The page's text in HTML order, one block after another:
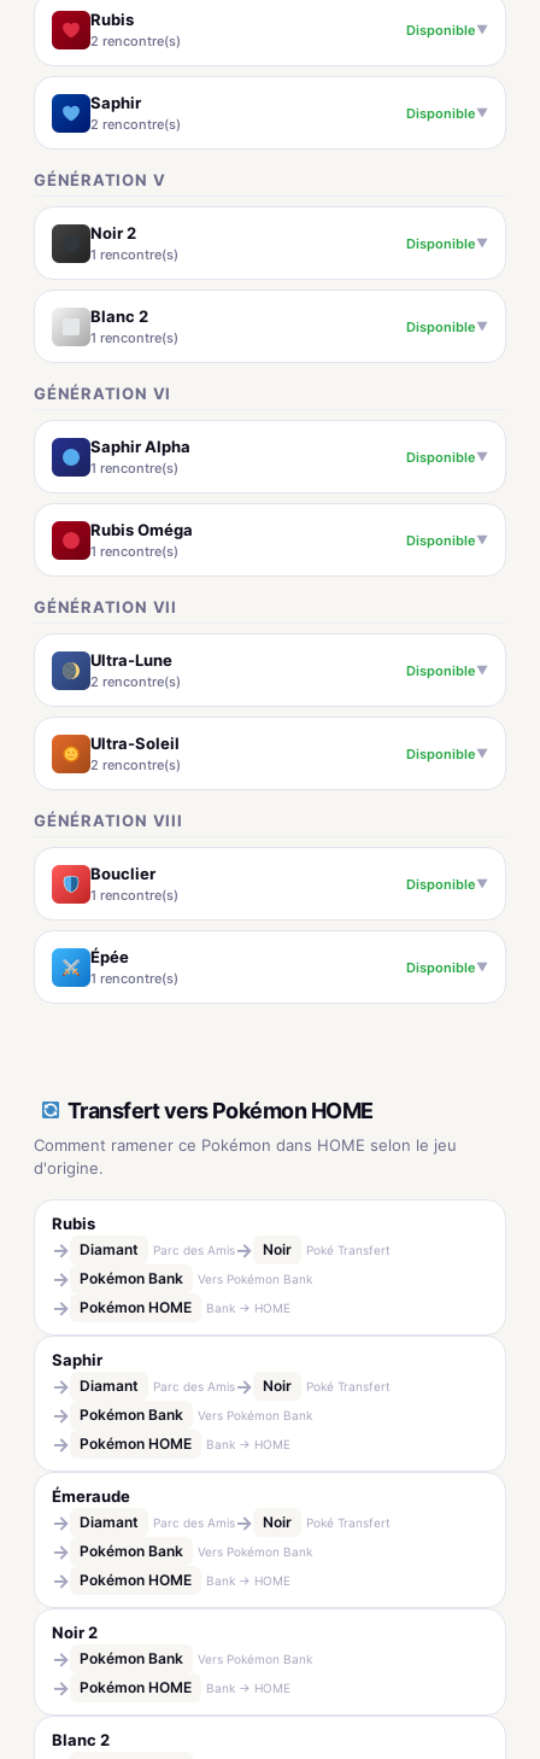
Rubis
2 rencontre(s)
Disponible▼
Saphir
2 rencontre(s)
Disponible▼
GÉNÉRATION V
Noir 2
1 rencontre(s)
Disponible▼
Blanc 2
1 rencontre(s)
Disponible▼
GÉNÉRATION VI
Saphir Alpha
1 rencontre(s)
Disponible▼
Rubis Oméga
1 rencontre(s)
Disponible▼
GÉNÉRATION VII
Ultra-Lune
2 rencontre(s)
Disponible▼
Ultra-Soleil
2 rencontre(s)
Disponible▼
GÉNÉRATION VIII
Bouclier
1 rencontre(s)
Disponible▼
Épée
1 rencontre(s)
Disponible▼
Transfert vers Pokémon HOME
Comment ramener ce Pokémon dans HOME selon le jeu
d'origine.
Rubis
→ Diamant Parc des Amis→ Noir Poké Transfert
→ Pokémon Bank Vers Pokémon Bank
→ Pokémon HOME Bank → HOME
Saphir
→ Diamant Parc des Amis→ Noir Poké Transfert
→ Pokémon Bank Vers Pokémon Bank
→ Pokémon HOME Bank → HOME
Émeraude
→ Diamant Parc des Amis→ Noir Poké Transfert
→ Pokémon Bank Vers Pokémon Bank
→ Pokémon HOME Bank → HOME
Noir 2
→ Pokémon Bank Vers Pokémon Bank
→ Pokémon HOME Bank → HOME
Blanc 2